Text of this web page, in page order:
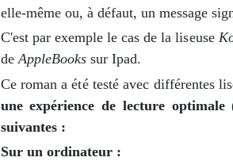
elle-même ou, à défaut, un message
C'est par exemple le cas de la liseuse
deAppleBookssur Ipad.
Ce roman a été testé avec différentes
une expérience de lecture
suivantes :
Sur un ordinateur :